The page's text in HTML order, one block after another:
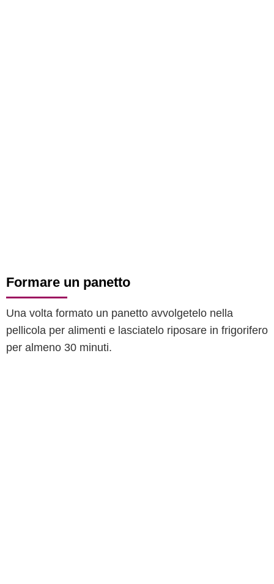
Formare un panetto
Una volta formato un panetto avvolgetelo nella
pellicola per alimenti e lasciatelo riposare in frigorifero
per almeno 30 minuti.